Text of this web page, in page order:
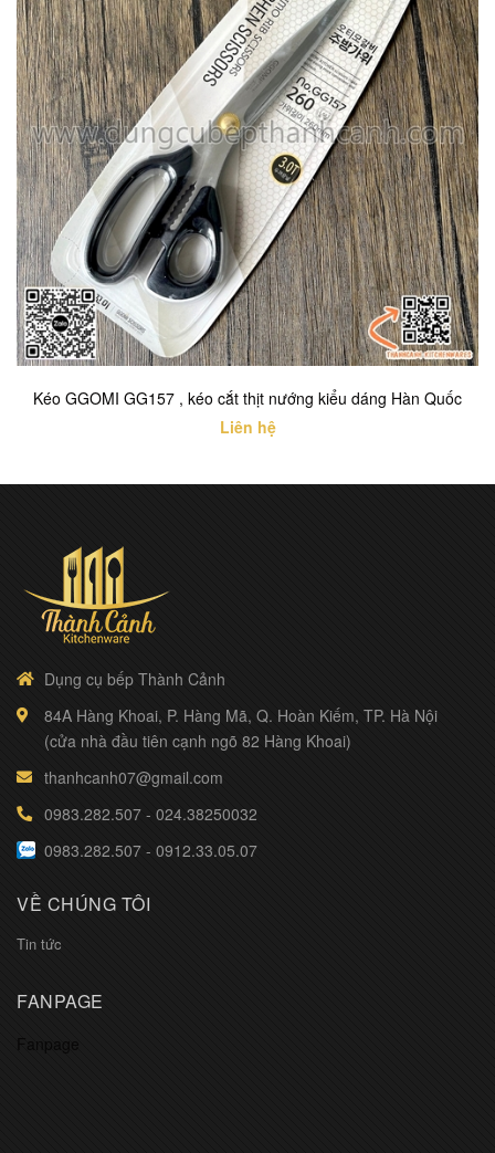
Kéo GGOMI GG157 , kéo cắt thịt nướng kiểu dáng Hàn Quốc
Liên hệ
Dụng cụ bếp Thành Cảnh
84A Hàng Khoai, P. Hàng Mã, Q. Hoàn Kiếm, TP. Hà Nội
(cửa nhà đầu tiên cạnh ngõ 82 Hàng Khoai)
thanhcanh07@gmail.com
0983.282.507 - 024.38250032
0983.282.507 - 0912.33.05.07
VỀ CHÚNG TÔI
Tin tức
FANPAGE